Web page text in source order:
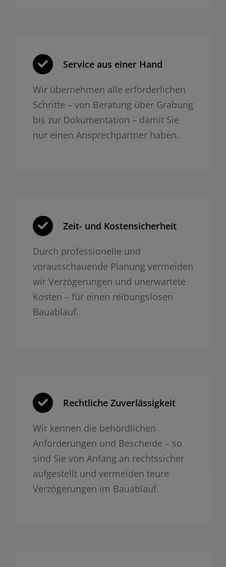
Service aus einer Hand
Wir übernehmen alle erforderlichen
Schritte – von Beratung über Grabung
bis zur Dokumentation – damit Sie
nur einen Ansprechpartner haben.
Zeit- und Kosten­sicherheit
Durch professionelle und
vorausschauende Planung vermeiden
wir Verzögerungen und unerwartete
Kosten – für einen reibungslosen
Bauablauf.
Rechtliche Zuverlässigkeit
Wir kennen die behördlichen
Anforderungen und Bescheide – so
sind Sie von Anfang an rechtssicher
aufgestellt und vermeiden teure
Verzögerungen im Bauablauf.